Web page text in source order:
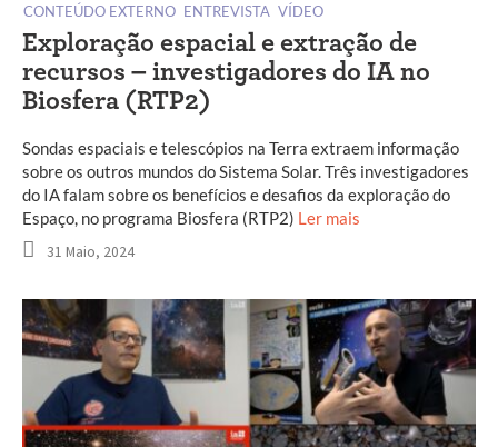
CONTEÚDO EXTERNO ENTREVISTA VÍDEO
Exploração espacial e extração de
recursos – investigadores do IA no
Biosfera (RTP2)
Sondas espaciais e telescópios na Terra extraem informação
sobre os outros mundos do Sistema Solar. Três investigadores
do IA falam sobre os benefícios e desafios da exploração do
Espaço, no programa Biosfera (RTP2) Ler mais
31 Maio, 2024